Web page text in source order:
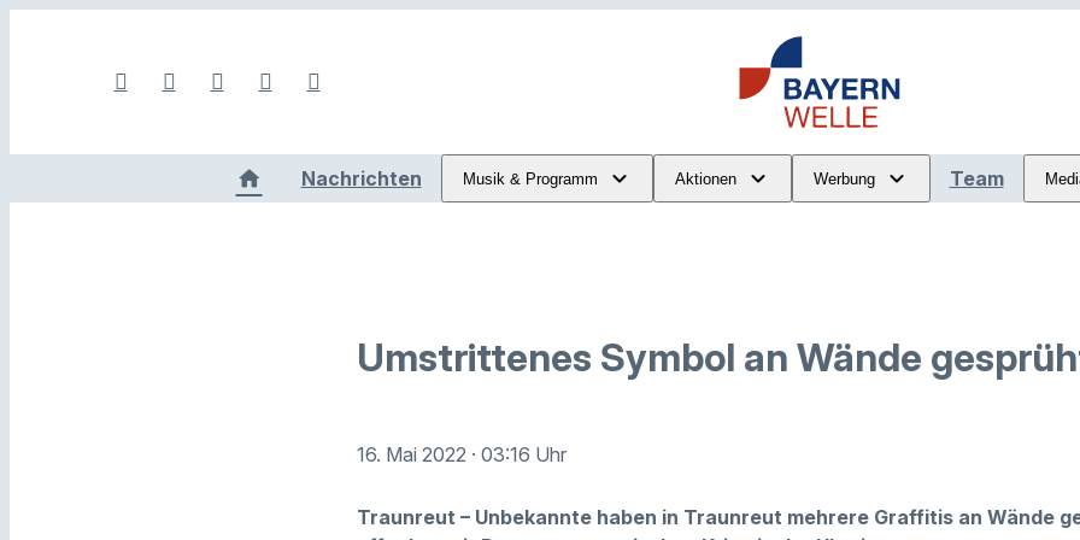
Nachrichten Musik & Programm Aktionen Werbung Team
Umstrittenes Symbol an Wände
16. Mai 2022 · 03:16 Uhr
Traunreut – Unbekannte haben in Traunreut mehrere Graffitis an Wände